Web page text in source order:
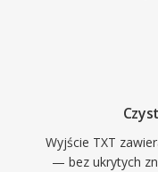
Wyjście TXT
— bez ukrytych